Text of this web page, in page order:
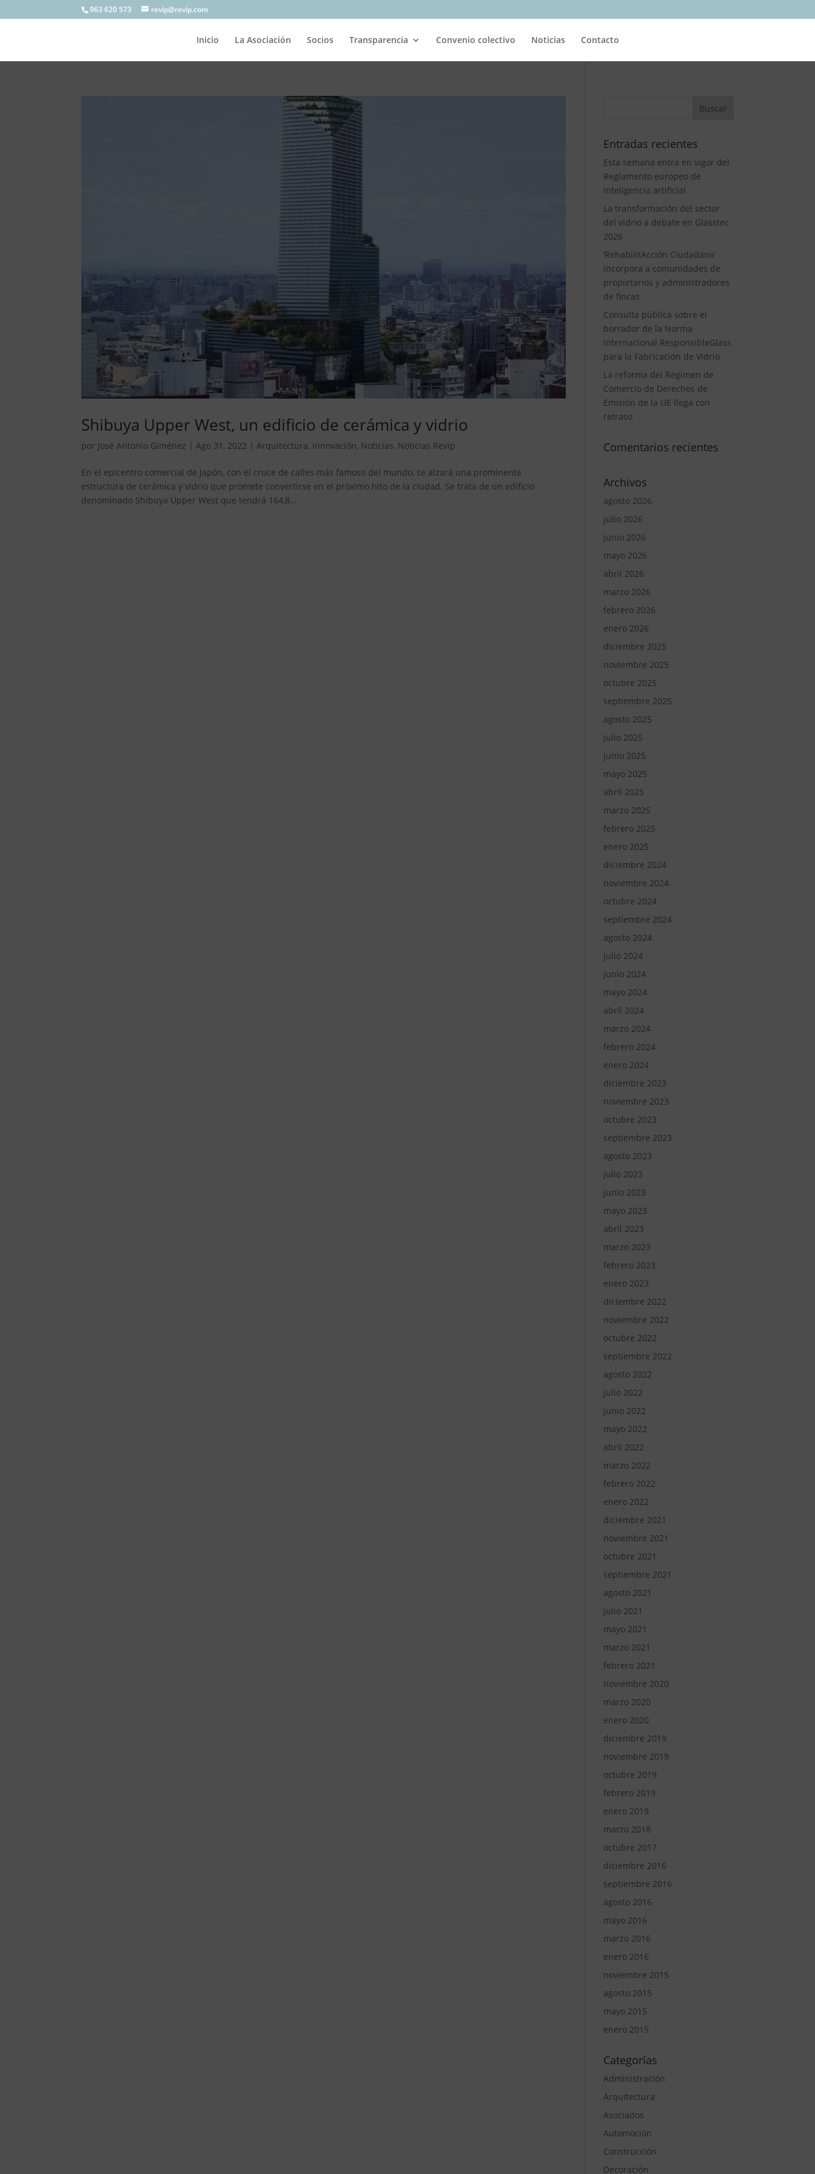
963 620 573 revip@revip.com
Inicio La Asociación Socios Transparencia Convenio colectivo Noticias Contacto
Shibuya Upper West, un edificio de cerámica y vidrio
por José Antonio Giménez |Ago 31, 2022 |Arquitectura, Innovación, Noticias, Noticias Revip
En el epicentro comercial de Japón, con el cruce de calles más famoso del mundo, se alzará una prominente
estructura de cerámica y vidrio que promete convertirse en el próximo hito de la ciudad. Se trata de un edificio
denominado Shibuya Upper West que tendrá 164,8...
Entradas recientes
Esta semana entra en vigor del
Reglamento europeo de
inteligencia artificial
La transformación del sector
del vidrio a debate en Glasstec
2026
‘RehabilitAcción Ciudadana’
incorpora a comunidades de
propietarios y administradores
de fincas
Consulta pública sobre el
borrador de la Norma
Internacional ResponsibleGlass
para la Fabricación de Vidrio
La reforma del Régimen de
Comercio de Derechos de
Emisión de la UE llega con
retraso
Comentarios recientes
Archivos
agosto 2026
julio 2026
junio 2026
mayo 2026
abril 2026
marzo 2026
febrero 2026
enero 2026
diciembre 2025
noviembre 2025
octubre 2025
septiembre 2025
agosto 2025
julio 2025
junio 2025
mayo 2025
abril 2025
marzo 2025
febrero 2025
enero 2025
diciembre 2024
noviembre 2024
octubre 2024
septiembre 2024
agosto 2024
julio 2024
junio 2024
mayo 2024
abril 2024
marzo 2024
febrero 2024
enero 2024
diciembre 2023
noviembre 2023
octubre 2023
septiembre 2023
agosto 2023
julio 2023
junio 2023
mayo 2023
abril 2023
marzo 2023
febrero 2023
enero 2023
diciembre 2022
noviembre 2022
octubre 2022
septiembre 2022
agosto 2022
julio 2022
junio 2022
mayo 2022
abril 2022
marzo 2022
febrero 2022
enero 2022
diciembre 2021
noviembre 2021
octubre 2021
septiembre 2021
agosto 2021
julio 2021
mayo 2021
marzo 2021
febrero 2021
noviembre 2020
marzo 2020
enero 2020
diciembre 2019
noviembre 2019
octubre 2019
febrero 2019
enero 2019
marzo 2018
octubre 2017
diciembre 2016
septiembre 2016
agosto 2016
mayo 2016
marzo 2016
enero 2016
noviembre 2015
agosto 2015
mayo 2015
enero 2015
Categorías
Administración
Arquitectura
Asociados
Automoción
Construcción
Decoración